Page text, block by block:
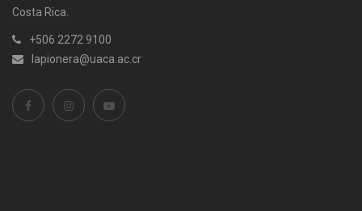
Costa Rica.
+506 2272 9100
lapionera@uaca.ac.cr